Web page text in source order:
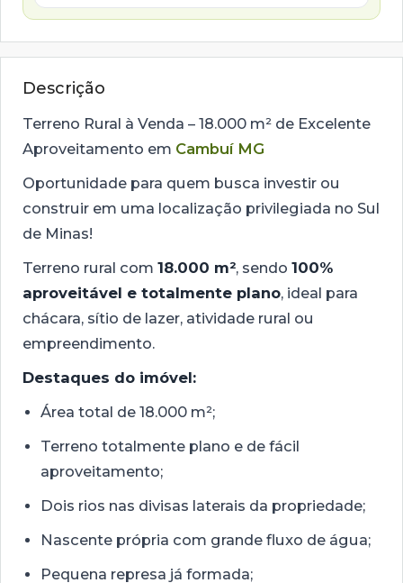
Descrição
Terreno Rural à Venda – 18.000 m² de Excelente
Aproveitamento em Cambuí MG
Oportunidade para quem busca investir ou
construir em uma localização privilegiada no Sul
de Minas!
Terreno rural com 18.000 m², sendo 100%
aproveitável e totalmente plano, ideal para
chácara, sítio de lazer, atividade rural ou
empreendimento.
Destaques do imóvel:
Área total de 18.000 m²;
Terreno totalmente plano e de fácil
aproveitamento;
Dois rios nas divisas laterais da propriedade;
Nascente própria com grande fluxo de água;
Pequena represa já formada;